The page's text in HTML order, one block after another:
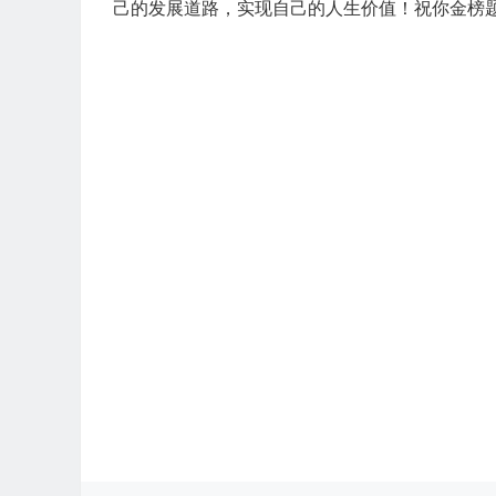
己的发展道路，实现自己的人生价值！祝你金榜